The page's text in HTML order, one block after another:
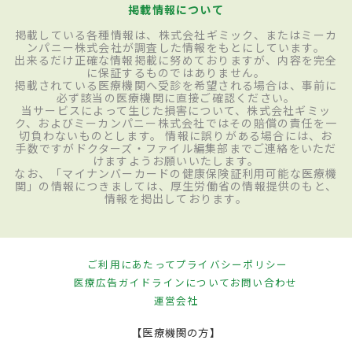
掲載情報について
掲載している各種情報は、株式会社ギミック、またはミーカ
ンパニー株式会社が調査した情報をもとにしています。
出来るだけ正確な情報掲載に努めておりますが、内容を完全
に保証するものではありません。
掲載されている医療機関へ受診を希望される場合は、事前に
必ず該当の医療機関に直接ご確認ください。
当サービスによって生じた損害について、株式会社ギミッ
ク、およびミーカンパニー株式会社ではその賠償の責任を一
切負わないものとします。 情報に誤りがある場合には、お
手数ですがドクターズ・ファイル編集部までご連絡をいただ
けますようお願いいたします。
なお、「マイナンバーカードの健康保険証利用可能な医療機
関」の情報につきましては、厚生労働省の情報提供のもと、
情報を掲出しております。
ご利用にあたってプライバシーポリシー
医療広告ガイドラインについてお問い合わせ
運営会社
【医療機関の方】